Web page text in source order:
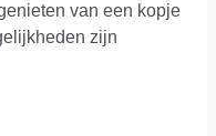
van een kopje
zijn